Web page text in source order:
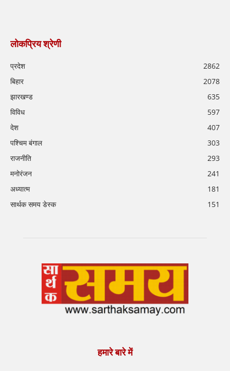
लोकप्रिय श्रेणी
प्रदेश
2862
बिहार
2078
झारखण्ड
635
विविध
597
देश
407
पश्चिम बंगाल
303
राजनीति
293
मनोरंजन
241
अध्यात्म
181
सार्थक समय डेस्क
151
हमारे बारे में